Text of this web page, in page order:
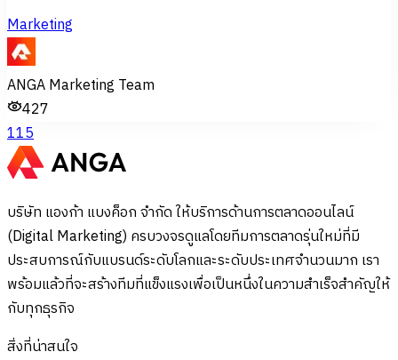
Marketing
ANGA Marketing Team
427
115
บริษัท แองก้า แบงค็อก จำกัด ให้บริการด้านการตลาดออนไลน์
(Digital Marketing) ครบวงจรดูแลโดยทีมการตลาดรุ่นใหม่ที่มี
ประสบการณ์กับแบรนด์ระดับโลกและระดับประเทศจำนวนมาก เรา
พร้อมแล้วที่จะสร้างทีมที่แข็งแรงเพื่อเป็นหนึ่งในความสำเร็จสำคัญให้
กับทุกธุรกิจ
สิ่งที่น่าสนใจ